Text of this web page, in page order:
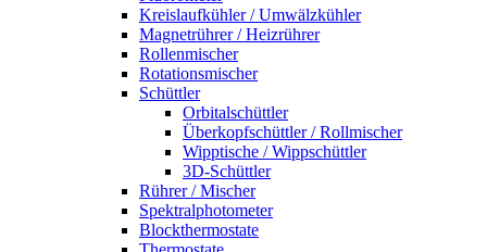
Kreislaufkühler / Umwälzkühler
Magnetrührer / Heizrührer
Rollenmischer
Rotationsmischer
Schüttler
Orbitalschüttler
Überkopfschüttler / Rollmischer
Wipptische / Wippschüttler
3D-Schüttler
Rührer / Mischer
Spektralphotometer
Blockthermostate